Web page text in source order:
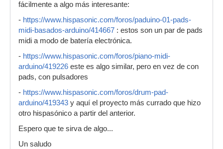
fácilmente a algo más interesante:
- https://www.hispasonic.com/foros/paduino-01-pads-
midi-basados-arduino/414667 : estos son un par de pads
midi a modo de batería electrónica.
- https://www.hispasonic.com/foros/piano-midi-
arduino/419226 este es algo similar, pero en vez de con
pads, con pulsadores
- https://www.hispasonic.com/foros/drum-pad-
arduino/419343 y aquí el proyecto más currado que hizo
otro hispasónico a partir del anterior.
Espero que te sirva de algo...
Un saludo